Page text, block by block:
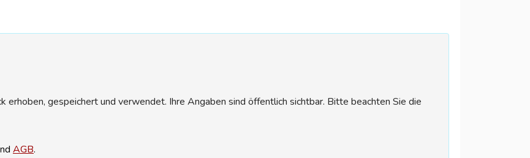
erhoben, gespeichert und verwendet. Ihre Angaben sind öffentlich sichtbar. Bitte beachten Sie die
AGB.